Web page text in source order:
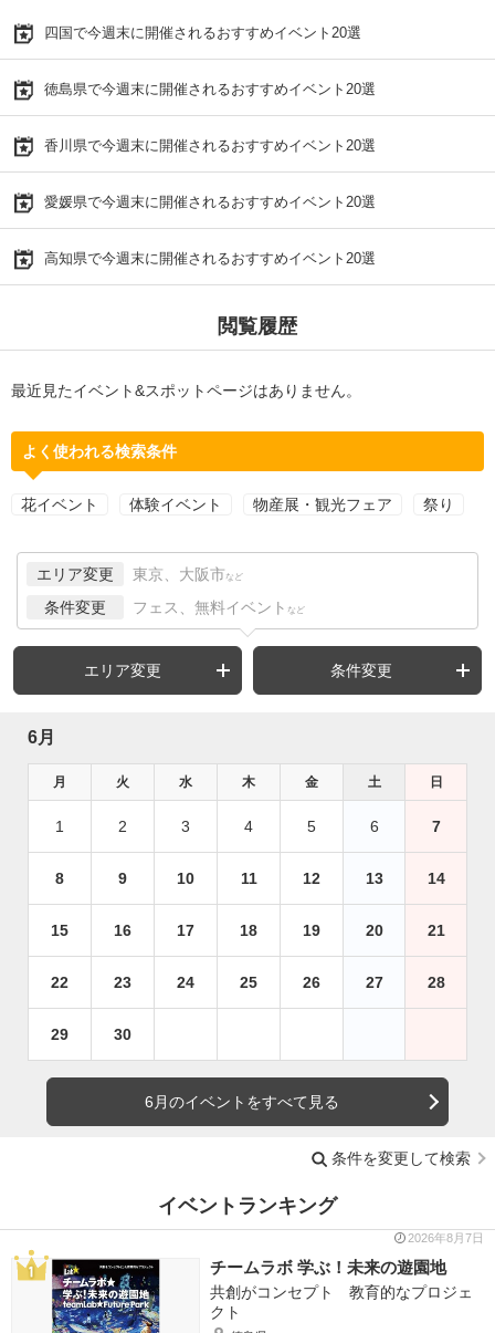
四国で今週末に開催されるおすすめイベント20選
徳島県で今週末に開催されるおすすめイベント20選
香川県で今週末に開催されるおすすめイベント20選
愛媛県で今週末に開催されるおすすめイベント20選
高知県で今週末に開催されるおすすめイベント20選
閲覧履歴
最近見たイベント&スポットページはありません。
よく使われる検索条件
花イベント 体験イベント 物産展・観光フェア 祭り
エリア変更 東京、大阪市 など
条件変更 フェス、無料イベント など
エリア変更 条件変更
6月
月 火 水 木 金 土 日
1 2 3 4 5 6 7
8 9 10 11 12 13 14
15 16 17 18 19 20 21
22 23 24 25 26 27 28
29 30
6月のイベントをすべて見る
条件を変更して検索
イベントランキング
2026年8月7日
チームラボ 学ぶ！未来の遊園地
共創がコンセプト 教育的なプロジェ
クト